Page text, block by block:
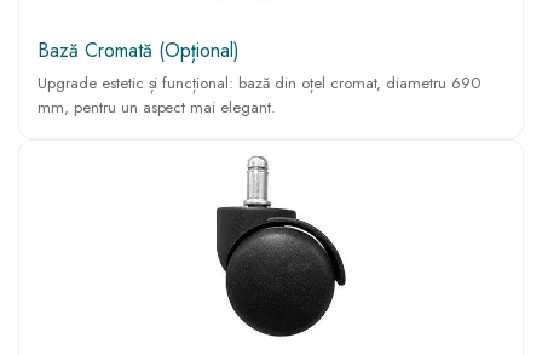
Bază Cromată (Opțional)
Upgrade estetic și funcțional: bază din oțel cromat, diametru 690
mm, pentru un aspect mai elegant.